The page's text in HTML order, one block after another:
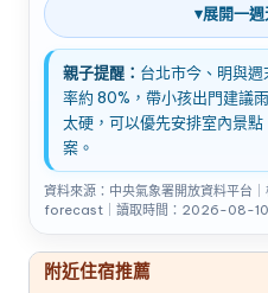
▾展開一週
親子提醒： 台北市今、明與
率約 80%，帶小孩出門建議
太硬，可以優先安排室內景
案。
資料來源：中央氣象署開放資料平台
forecast｜讀取時間：2026-08-
附近住宿推薦